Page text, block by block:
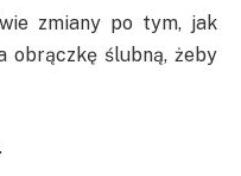
zmiany po tym, jak
obrączkę ślubną, żeby